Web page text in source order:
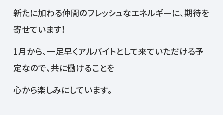
新たに加わる仲間のフレッシュなエネルギーに、期待を
寄せています！
1月から、一足早くアルバイトとして来ていただける予
定なので、共に働けることを
心から楽しみにしています。